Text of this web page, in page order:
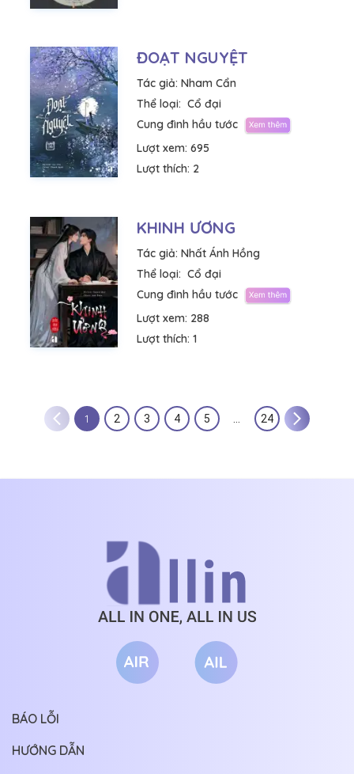
ĐOẠT NGUYỆT
Tác giả: Nham Cẩn
Thể loại: Cổ đại
Cung đình hầu tước
Lượt xem: 695
Lượt thích: 2
KHINH ƯƠNG
Tác giả: Nhất Ánh Hồng
Thể loại: Cổ đại
Cung đình hầu tước
Lượt xem: 288
Lượt thích: 1
1 2 3 4 5 24
BÁO LỖI
HƯỚNG DẪN